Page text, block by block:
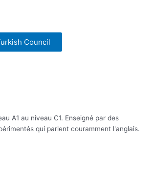
Council
A1 au niveau C1. Enseigné par des
qui parlent couramment l'anglais.